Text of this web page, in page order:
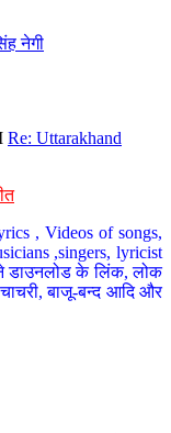
नेगी
Re: Uttarakhand
, Videos of songs,
,singers, lyricist
डाउनलोड के लिंक, लोक
बाजू-बन्द आदि और